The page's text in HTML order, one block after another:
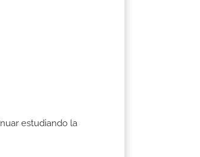
estudiando la